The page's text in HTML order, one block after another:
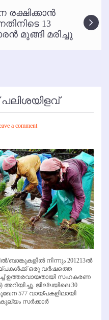
ഷോകള്‍ക്ക് ഇല്ല
പാര്‍ക്കിംഗ് പിരിവ് :
രക്ഷിക്കാന്‍
13
മുങ്ങി മരിച്ചു
a comment
നിന്നും 201213ല്‍
ഒരു വര്‍ഷത്തെ
ഉത്തരവായതായി സഹകരണ
ജില്ലയിലെ 30
577 വായ്പകളിലായി
സര്‍ക്കാര്‍